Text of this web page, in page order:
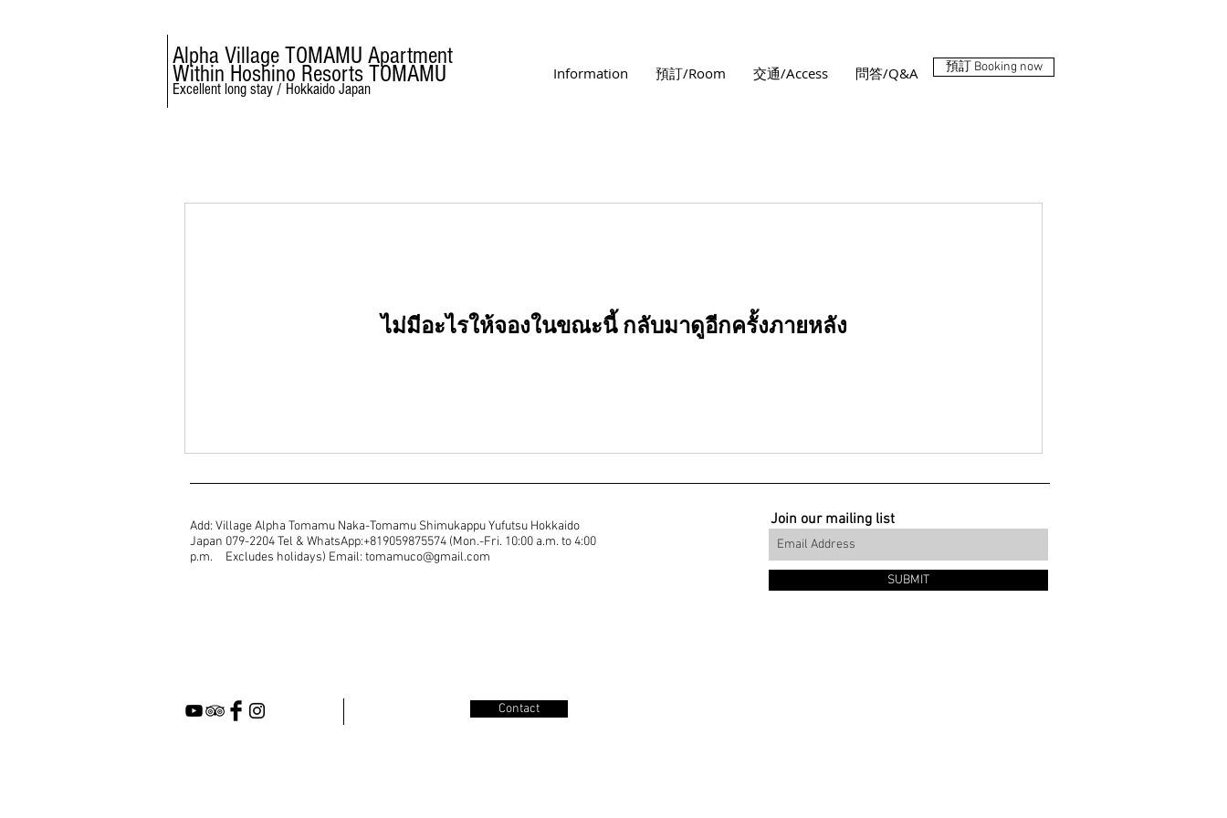
Alpha Village TOMAMU Apartment
Within Hoshino Resorts TOMAMU
Excellent long stay / Hokkaido Japan
Information 預訂/Room 交通/Access 問答/Q&A 預訂 Booking now
ไม่มีอะไรให้จองในขณะนี้ กลับมาดูอีกครั้งภายหลัง
Add: Village Alpha Tomamu Naka-Tomamu Shimukappu Yufutsu Hokkaido
Japan 079-2204 Tel & WhatsApp:+819059875574 (Mon.-Fri. 10:00 a.m. to 4:00
p.m. Excludes holidays) Email: tomamuco@gmail.com
Join our mailing list
SUBMIT
Contact